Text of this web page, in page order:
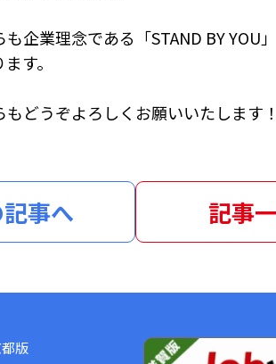
も企業理念である「STAND BY
す。
もどうぞよろしくお願いいたします！
事へ 記事